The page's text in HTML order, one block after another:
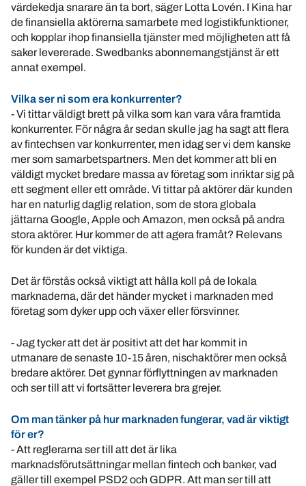
värdekedja snarare än ta bort, säger Lotta Lovén. I Kina har
de finansiella aktörerna samarbete med logistikfunktioner,
och kopplar ihop finansiella tjänster med möjligheten att få
saker levererade. Swedbanks abonnemangstjänst är ett
annat exempel.
Vilka ser ni som era konkurrenter?
- Vi tittar väldigt brett på vilka som kan vara våra framtida
konkurrenter. För några år sedan skulle jag ha sagt att flera
av fintechsen var konkurrenter, men idag ser vi dem kanske
mer som samarbetspartners. Men det kommer att bli en
väldigt mycket bredare massa av företag som inriktar sig på
ett segment eller ett område. Vi tittar på aktörer där kunden
har en naturlig daglig relation, som de stora globala
jättarna Google, Apple och Amazon, men också på andra
stora aktörer. Hur kommer de att agera framåt? Relevans
för kunden är det viktiga.
Det är förstås också viktigt att hålla koll på de lokala
marknaderna, där det händer mycket i marknaden med
företag som dyker upp och växer eller försvinner.
- Jag tycker att det är positivt att det har kommit in
utmanare de senaste 10-15 åren, nischaktörer men också
bredare aktörer. Det gynnar förflyttningen av marknaden
och ser till att vi fortsätter leverera bra grejer.
Om man tänker på hur marknaden fungerar, vad är viktigt
för er?
- Att reglerarna ser till att det är lika
marknadsförutsättningar mellan fintech och banker, vad
gäller till exempel PSD2 och GDPR. Att man ser till att